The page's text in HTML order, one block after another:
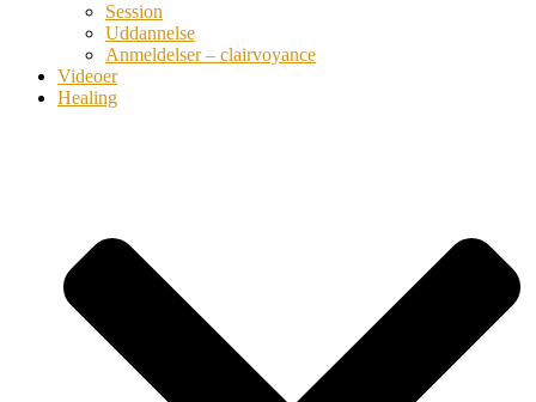
Session
Uddannelse
Anmeldelser – clairvoyance
Videoer
Healing